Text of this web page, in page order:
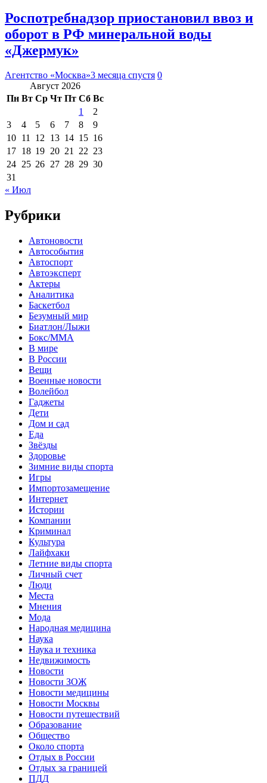
Роспотребнадзор приостановил ввоз и
оборот в РФ минеральной воды
«Джермук»
Агентство «Москва»3 месяца спустя 0
Август 2026
Пн Вт Ср Чт Пт Сб Вс
1
2
3
4 5 6 7 8
9
10 11 12 13 14 15 16
17 18 19 20 21 22 23
24 25 26 27 28 29 30
31
« Июл
Рубрики
Автоновости
Автособытия
Автоспорт
Автоэксперт
Актеры
Аналитика
Баскетбол
Безумный мир
Биатлон/Лыжи
Бокс/MMA
В мире
В России
Вещи
Военные новости
Волейбол
Гаджеты
Дети
Дом и сад
Еда
Звёзды
Здоровье
Зимние виды спорта
Игры
Импортозамещение
Интернет
Истории
Компании
Криминал
Культура
Лайфхаки
Летние виды спорта
Личный счет
Люди
Места
Мнения
Мода
Народная медицина
Наука
Наука и техника
Недвижимость
Новости
Новости ЗОЖ
Новости медицины
Новости Москвы
Новости путешествий
Образование
Общество
Около спорта
Отдых в России
Отдых за границей
ПДД